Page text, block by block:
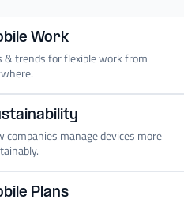
Work
& trends for flexible work from
companies manage devices more
Plans